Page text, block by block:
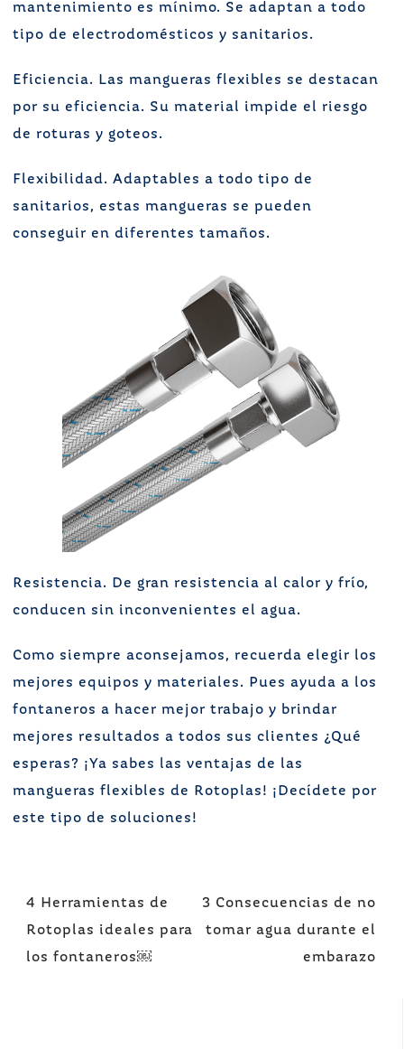
mantenimiento es mínimo. Se adaptan a todo
tipo de electrodomésticos y sanitarios.
Eficiencia. Las mangueras flexibles se destacan
por su eficiencia. Su material impide el riesgo
de roturas y goteos.
Flexibilidad. Adaptables a todo tipo de
sanitarios, estas mangueras se pueden
conseguir en diferentes tamaños.
Resistencia. De gran resistencia al calor y frío,
conducen sin inconvenientes el agua.
Como siempre aconsejamos, recuerda elegir los
mejores equipos y materiales. Pues ayuda a los
fontaneros a hacer mejor trabajo y brindar
mejores resultados a todos sus clientes ¿Qué
esperas? ¡Ya sabes las ventajas de las
mangueras flexibles de Rotoplas! ¡Decídete por
este tipo de soluciones!
Navegación
de
entradas
4 Herramientas de
Rotoplas ideales para
los fontaneros￼
3 Consecuencias de no
tomar agua durante el
embarazo